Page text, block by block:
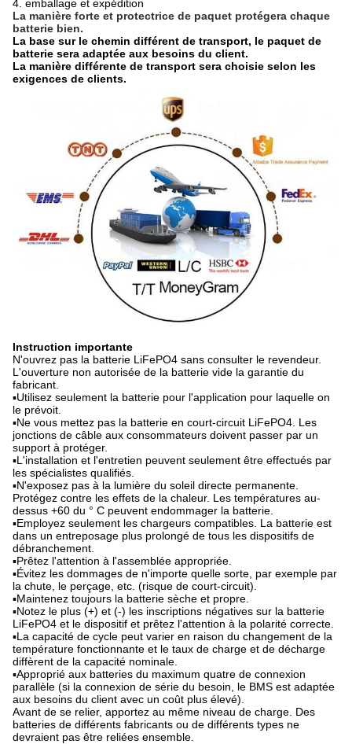
4. emballage et expédition
La manière forte et protectrice de paquet protégera chaque
batterie bien.
La base sur le chemin différent de transport, le paquet de
batterie sera adaptée aux besoins du client.
La manière différente de transport sera choisie selon les
exigences de clients.
Instruction importante
N'ouvrez pas la batterie LiFePO4 sans consulter le revendeur.
L'ouverture non autorisée de la batterie vide la garantie du
fabricant.
▪Utilisez seulement la batterie pour l'application pour laquelle on
le prévoit.
▪Ne vous mettez pas la batterie en court-circuit LiFePO4. Les
jonctions de câble aux consommateurs doivent passer par un
support à protéger.
▪L'installation et l'entretien peuvent seulement être effectués par
les spécialistes qualifiés.
▪N'exposez pas à la lumière du soleil directe permanente.
Protégez contre les effets de la chaleur. Les températures au-
dessus +60 du ° C peuvent endommager la batterie.
▪Employez seulement les chargeurs compatibles. La batterie est
dans un entreposage plus prolongé de tous les dispositifs de
débranchement.
▪Prêtez l'attention à l'assemblée appropriée.
▪Évitez les dommages de n'importe quelle sorte, par exemple par
la chute, le perçage, etc. (risque de court-circuit).
▪Maintenez toujours la batterie sèche et propre.
▪Notez le plus (+) et (-) les inscriptions négatives sur la batterie
LiFePO4 et le dispositif et prêtez l'attention à la polarité correcte.
▪La capacité de cycle peut varier en raison du changement de la
température fonctionnante et le taux de charge et de décharge
diffèrent de la capacité nominale.
▪Approprié aux batteries du maximum quatre de connexion
parallèle (si la connexion de série du besoin, le BMS est adaptée
aux besoins du client avec un coût plus élevé).
Avant de se relier, apportez au même niveau de charge. Des
batteries de différents fabricants ou de différents types ne
devraient pas être reliées ensemble.